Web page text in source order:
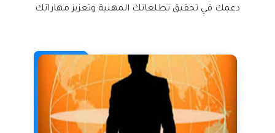
دعمك في تحقيق تطلعاتك المهنية وتعزيز مهاراتك